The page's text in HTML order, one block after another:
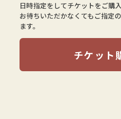
日時指定をしてチケットをご購
お待ちいただかなくてもご指定
ます。
チケット